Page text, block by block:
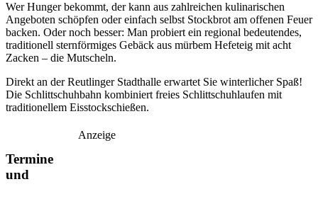
Wer Hunger bekommt, der kann aus zahlreichen kulinarischen
Angeboten schöpfen oder einfach selbst Stockbrot am offenen Feuer
backen. Oder noch besser: Man probiert ein regional bedeutendes,
traditionell sternförmiges Gebäck aus mürbem Hefeteig mit acht
Zacken – die Mutscheln.
Direkt an der Reutlinger Stadthalle erwartet Sie winterlicher Spaß!
Die Schlittschuhbahn kombiniert freies Schlittschuhlaufen mit
traditionellem Eisstockschießen.
Anzeige
Termine
und